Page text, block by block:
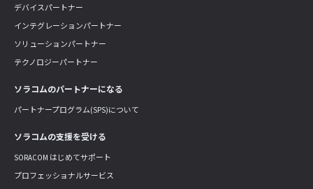
デバイスパートナー
インテグレーションパートナー
ソリューションパートナー
テクノロジーパートナー
ソラコムのパートナーになる
パートナープログラム(SPS)について
ソラコムの支援を受ける
SORACOM はじめてサポート
プロフェッショナルサービス